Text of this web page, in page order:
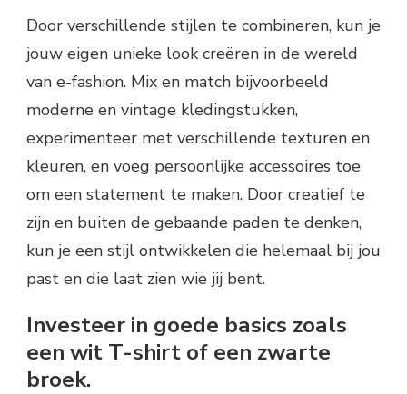
Door verschillende stijlen te combineren, kun je
jouw eigen unieke look creëren in de wereld
van e-fashion. Mix en match bijvoorbeeld
moderne en vintage kledingstukken,
experimenteer met verschillende texturen en
kleuren, en voeg persoonlijke accessoires toe
om een statement te maken. Door creatief te
zijn en buiten de gebaande paden te denken,
kun je een stijl ontwikkelen die helemaal bij jou
past en die laat zien wie jij bent.
Investeer in goede basics zoals
een wit T-shirt of een zwarte
broek.